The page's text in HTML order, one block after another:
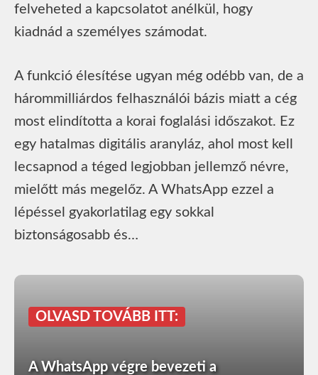
felveheted a kapcsolatot anélkül, hogy
kiadnád a személyes számodat.
A funkció élesítése ugyan még odébb van, de a
hárommilliárdos felhasználói bázis miatt a cég
most elindította a korai foglalási időszakot. Ez
egy hatalmas digitális aranyláz, ahol most kell
lecsapnod a téged legjobban jellemző névre,
mielőtt más megelőz. A WhatsApp ezzel a
lépéssel gyakorlatilag egy sokkal
biztonságosabb és…
OLVASD TOVÁBB ITT:
A WhatsApp végre bevezeti a